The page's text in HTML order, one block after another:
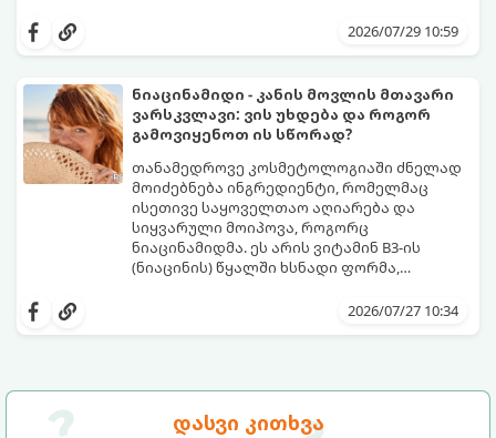
დასვი კითხვა
გამოიმუშაოს მელანინი - პიგმენტი,
5-დღიანი სქემა დაგეხმარებათ, მიიღოთ
ღრმა, თანაბარი და ხანგრძლივი რუჯი
კანის ჯანმრთელობის დაზიანების გარეშე.
2026/07/29 10:59
ნიაცინამიდი - კანის მოვლის მთავარი
ვარსკვლავი: ვის უხდება და როგორ
გამოვიყენოთ ის სწორად?
თანამედროვე კოსმეტოლოგიაში ძნელად
მოიძებნება ინგრედიენტი, რომელმაც
ისეთივე საყოველთაო აღიარება და
სიყვარული მოიპოვა, როგორც
ნიაცინამიდმა. ეს არის ვიტამინ B3-ის
(ნიაცინის) წყალში ხსნადი ფორმა,
კანისთვის ნამდვილი „მაშველი რგოლია“.
თავის მოვლის რუტინის შეუცვლელი
2026/07/27 10:34